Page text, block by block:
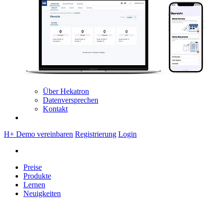
Über Hekatron
Datenversprechen
Kontakt
H+ Demo vereinbaren Registrierung Login
Preise
Produkte
Lernen
Neuigkeiten